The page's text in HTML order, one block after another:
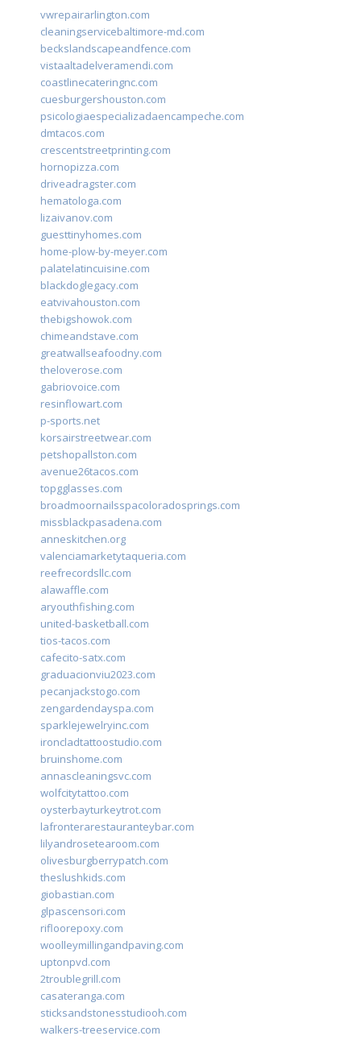
vwrepairarlington.com
cleaningservicebaltimore-md.com
beckslandscapeandfence.com
vistaaltadelveramendi.com
coastlinecateringnc.com
cuesburgershouston.com
psicologiaespecializadaencampeche.com
dmtacos.com
crescentstreetprinting.com
hornopizza.com
driveadragster.com
hematologa.com
lizaivanov.com
guesttinyhomes.com
home-plow-by-meyer.com
palatelatincuisine.com
blackdoglegacy.com
eatvivahouston.com
thebigshowok.com
chimeandstave.com
greatwallseafoodny.com
theloverose.com
gabriovoice.com
resinflowart.com
p-sports.net
korsairstreetwear.com
petshopallston.com
avenue26tacos.com
topgglasses.com
broadmoornailsspacoloradosprings.com
missblackpasadena.com
anneskitchen.org
valenciamarketytaqueria.com
reefrecordsllc.com
alawaffle.com
aryouthfishing.com
united-basketball.com
tios-tacos.com
cafecito-satx.com
graduacionviu2023.com
pecanjackstogo.com
zengardendayspa.com
sparklejewelryinc.com
ironcladtattoostudio.com
bruinshome.com
annascleaningsvc.com
wolfcitytattoo.com
oysterbayturkeytrot.com
lafronterarestauranteybar.com
lilyandrosetearoom.com
olivesburgberrypatch.com
theslushkids.com
giobastian.com
glpascensori.com
rifloorepoxy.com
woolleymillingandpaving.com
uptonpvd.com
2troublegrill.com
casateranga.com
sticksandstonesstudiooh.com
walkers-treeservice.com